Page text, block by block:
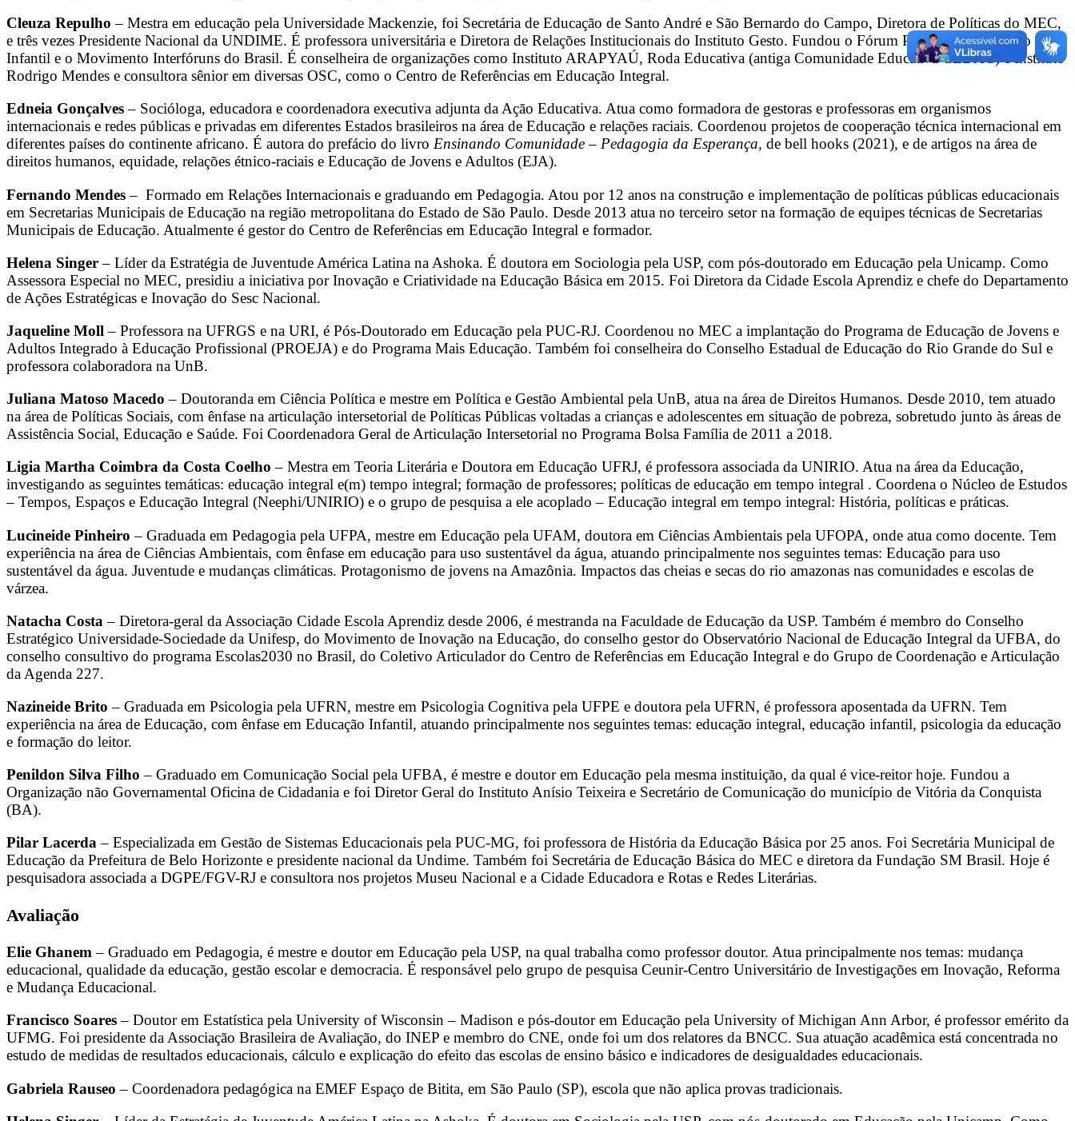
Cleuza Repulho – Mestra em educação pela Universidade Mackenzie, foi Secretária de Educação de Santo André e São Bernardo do Campo, Diretora de Políticas do MEC,
e três vezes Presidente Nacional da UNDIME. É professora universitária e Diretora de Relações Institucionais do Instituto Gesto. Fundou o Fórum Paulista de Educação
Infantil e o Movimento Interfóruns do Brasil. É conselheira de organizações como Instituto ARAPYAÚ, Roda Educativa (antiga Comunidade Educativa CEDAC) e Instituto
Rodrigo Mendes e consultora sênior em diversas OSC, como o Centro de Referências em Educação Integral.
Edneia Gonçalves– Socióloga, educadora e coordenadora executiva adjunta da Ação Educativa. Atua como formadora de gestoras e professoras em organismos
internacionais e redes públicas e privadas em diferentes Estados brasileiros na área de Educação e relações raciais. Coordenou projetos de cooperação técnica internacional em
diferentes países do continente africano. É autora do prefácio do livro Ensinando Comunidade – Pedagogia da Esperança, de bell hooks (2021), e de artigos na área de
direitos humanos, equidade, relações étnico-raciais e Educação de Jovens e Adultos (EJA).
Fernando Mendes– Formado em Relações Internacionais e graduando em Pedagogia. Atou por 12 anos na construção e implementação de políticas públicas educacionais
em Secretarias Municipais de Educação na região metropolitana do Estado de São Paulo. Desde 2013 atua no terceiro setor na formação de equipes técnicas de Secretarias
Municipais de Educação. Atualmente é gestor do Centro de Referências em Educação Integral e formador.
Helena Singer– Líder da Estratégia de Juventude América Latina na Ashoka. É doutora em Sociologia pela USP, com pós-doutorado em Educação pela Unicamp. Como
Assessora Especial no MEC, presidiu a iniciativa por Inovação e Criatividade na Educação Básica em 2015. Foi Diretora da Cidade Escola Aprendiz e chefe do Departamento
de Ações Estratégicas e Inovação do Sesc Nacional.
Jaqueline Moll – Professora na UFRGS e na URI, é Pós-Doutorado em Educação pela PUC-RJ. Coordenou no MEC a implantação do Programa de Educação de Jovens e
Adultos Integrado à Educação Profissional (PROEJA) e do Programa Mais Educação. Também foi conselheira do Conselho Estadual de Educação do Rio Grande do Sul e
professora colaboradora na UnB.
Juliana Matoso Macedo – Doutoranda em Ciência Política e mestre em Política e Gestão Ambiental pela UnB, atua na área de Direitos Humanos. Desde 2010, tem atuado
na área de Políticas Sociais, com ênfase na articulação intersetorial de Políticas Públicas voltadas a crianças e adolescentes em situação de pobreza, sobretudo junto às áreas de
Assistência Social, Educação e Saúde. Foi Coordenadora Geral de Articulação Intersetorial no Programa Bolsa Família de 2011 a 2018.
Ligia Martha Coimbra da Costa Coelho – Mestra em Teoria Literária e Doutora em Educação UFRJ, é professora associada da UNIRIO. Atua na área da Educação,
investigando as seguintes temáticas: educação integral e(m) tempo integral; formação de professores; políticas de educação em tempo integral . Coordena o Núcleo de Estudos
– Tempos, Espaços e Educação Integral (Neephi/UNIRIO) e o grupo de pesquisa a ele acoplado – Educação integral em tempo integral: História, políticas e práticas.
Lucineide Pinheiro – Graduada em Pedagogia pela UFPA, mestre em Educação pela UFAM, doutora em Ciências Ambientais pela UFOPA, onde atua como docente. Tem
experiência na área de Ciências Ambientais, com ênfase em educação para uso sustentável da água, atuando principalmente nos seguintes temas: Educação para uso
sustentável da água. Juventude e mudanças climáticas. Protagonismo de jovens na Amazônia. Impactos das cheias e secas do rio amazonas nas comunidades e escolas de
várzea.
Natacha Costa – Diretora-geral da Associação Cidade Escola Aprendiz desde 2006, é mestranda na Faculdade de Educação da USP. Também é membro do Conselho
Estratégico Universidade-Sociedade da Unifesp, do Movimento de Inovação na Educação, do conselho gestor do Observatório Nacional de Educação Integral da UFBA, do
conselho consultivo do programa Escolas2030 no Brasil, do Coletivo Articulador do Centro de Referências em Educação Integral e do Grupo de Coordenação e Articulação
da Agenda 227.
Nazineide Brito – Graduada em Psicologia pela UFRN, mestre em Psicologia Cognitiva pela UFPE e doutora pela UFRN, é professora aposentada da UFRN. Tem
experiência na área de Educação, com ênfase em Educação Infantil, atuando principalmente nos seguintes temas: educação integral, educação infantil, psicologia da educação
e formação do leitor.
Penildon Silva Filho – Graduado em Comunicação Social pela UFBA, é mestre e doutor em Educação pela mesma instituição, da qual é vice-reitor hoje. Fundou a
Organização não Governamental Oficina de Cidadania e foi Diretor Geral do Instituto Anísio Teixeira e Secretário de Comunicação do município de Vitória da Conquista
(BA).
Pilar Lacerda– Especializada em Gestão de Sistemas Educacionais pela PUC-MG, foi professora de História da Educação Básica por 25 anos. Foi Secretária Municipal de
Educação da Prefeitura de Belo Horizonte e presidente nacional da Undime. Também foi Secretária de Educação Básica do MEC e diretora da Fundação SM Brasil. Hoje é
pesquisadora associada a DGPE/FGV-RJ e consultora nos projetos Museu Nacional e a Cidade Educadora e Rotas e Redes Literárias.
Avaliação
Elie Ghanem– Graduado em Pedagogia, é mestre e doutor em Educação pela USP, na qual trabalha como professor doutor. Atua principalmente nos temas: mudança
educacional, qualidade da educação, gestão escolar e democracia. É responsável pelo grupo de pesquisa Ceunir-Centro Universitário de Investigações em Inovação, Reforma
e Mudança Educacional.
Francisco Soares– Doutor em Estatística pela University of Wisconsin – Madison e pós-doutor em Educação pela University of Michigan Ann Arbor, é professor emérito da
UFMG. Foi presidente da Associação Brasileira de Avaliação, do INEP e membro do CNE, onde foi um dos relatores da BNCC. Sua atuação acadêmica está concentrada no
estudo de medidas de resultados educacionais, cálculo e explicação do efeito das escolas de ensino básico e indicadores de desigualdades educacionais.
Gabriela Rauseo – Coordenadora pedagógica na EMEF Espaço de Bitita, em São Paulo (SP), escola que não aplica provas tradicionais.